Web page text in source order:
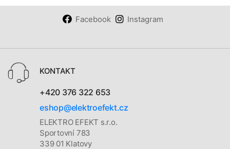
Facebook Instagram
KONTAKT
+420 376 322 653
eshop@elektroefekt.cz
ELEKTRO EFEKT s.r.o.
Sportovní 783
339 01 Klatovy